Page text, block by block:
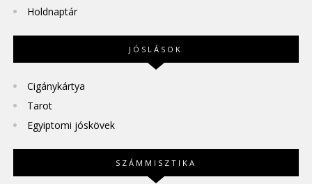
Holdnaptár
JÓSLÁSOK
Cigánykártya
Tarot
Egyiptomi jóskövek
SZÁMMISZTIKA